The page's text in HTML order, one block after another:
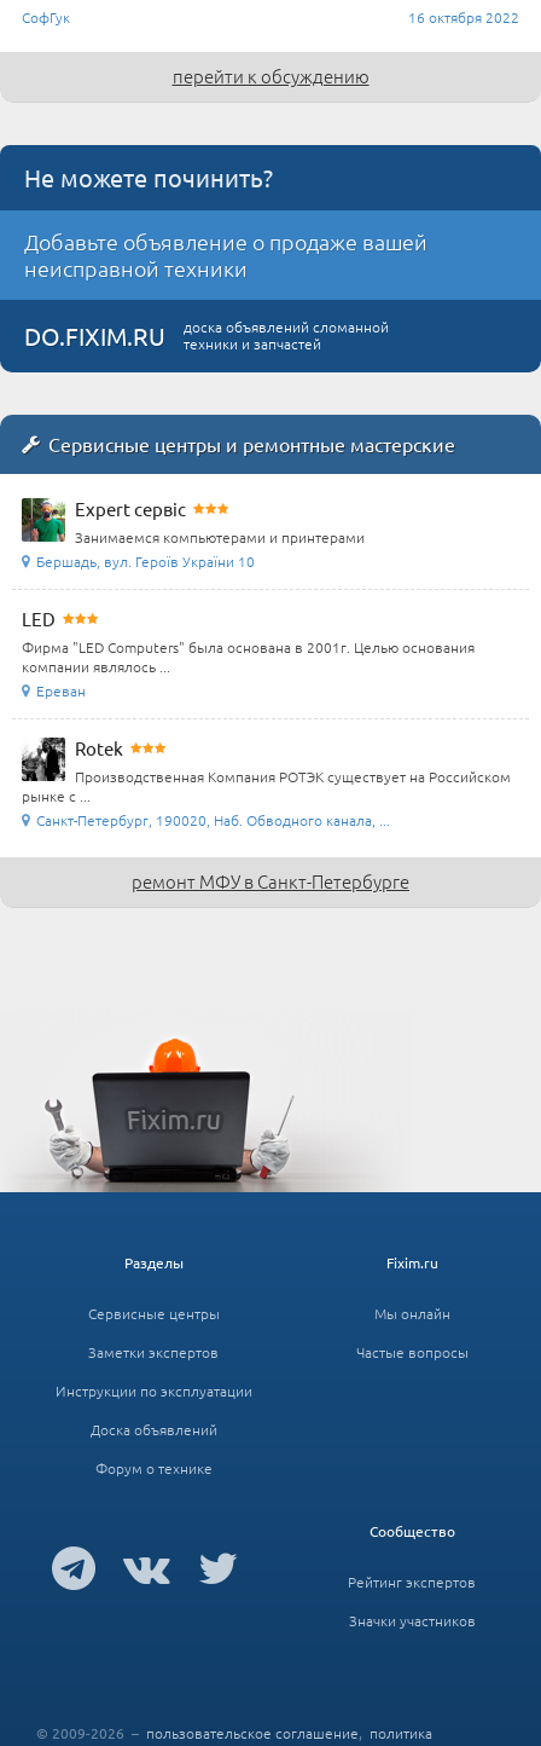
СофГук 16 октября 2022
перейти к обсуждению
Не можете починить?
Добавьте объявление о продаже вашей
неисправной техники
DO.FIXIM.RU
доска объявлений сломанной
техники и запчастей
Сервисные центры и ремонтные мастерские
Expert сервіс
Занимаемся компьютерами и принтерами
Бершадь, вул. Героїв України 10
LED
Фирма "LED Computers" была основана в 2001г. Целью основания
компании являлось ...
Ереван
Rotek
Производственная Компания РОТЭК существует на Российском
рынке с ...
Санкт-Петербург, 190020, Наб. Обводного канала, ...
ремонт МФУ в Санкт-Петербурге
Fixim.ru
Мы онлайн
Частые вопросы
Разделы
Сервисные центры
Заметки экспертов
Инструкции по эксплуатации
Доска объявлений
Форум о технике
Сообщество
Рейтинг экспертов
Значки участников
© 2009-2026 – пользовательское соглашение, политика